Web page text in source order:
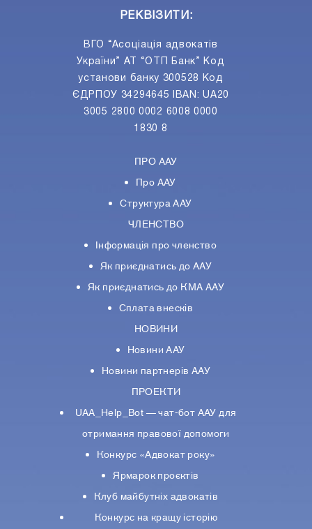
РЕКВІЗИТИ:
ВГО “Асоціація адвокатів
України” АТ “ОТП Банк” Код
установи банку 300528 Код
ЄДРПОУ 34294645 IBAN: UA20
3005 2800 0002 6008 0000
1830 8
ПРО ААУ
Про ААУ
Структура ААУ
ЧЛЕНСТВО
Інформація про членство
Як приєднатись до ААУ
Як приєднатись до КМА ААУ
Сплата внесків
НОВИНИ
Новини ААУ
Новини партнерiв ААУ
ПРОЕКТИ
UAA_Help_Bot — чат-бот ААУ для
отримання правової допомоги
Конкурс «Адвокат року»
Ярмарок проєктів
Клуб майбутніх адвокатів
Конкурс на кращу історію